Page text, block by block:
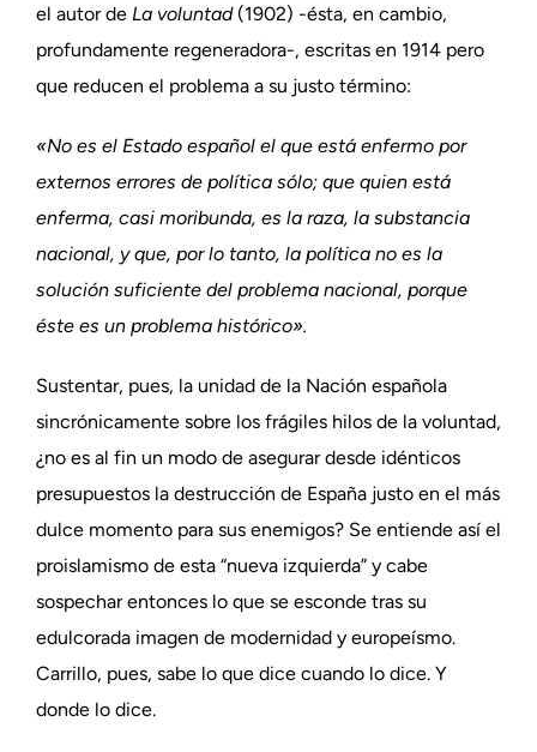
el autor de La voluntad(1902) -ésta, en cambio,
profundamente regeneradora-, escritas en 1914 pero
que reducen el problema a su justo término:
«No es el Estado español el que está enfermo por
externos errores de política sólo; que quien está
enferma, casi moribunda, es la raza, la substancia
nacional, y que, por lo tanto, la política no es la
solución suficiente del problema nacional, porque
éste es un problema histórico».
Sustentar, pues, la unidad de la Nación española
sincrónicamente sobre los frágiles hilos de la voluntad,
¿no es al fin un modo de asegurar desde idénticos
presupuestos la destrucción de España justo en el más
dulce momento para sus enemigos? Se entiende así el
proislamismo de esta “nueva izquierda” y cabe
sospechar entonces lo que se esconde tras su
edulcorada imagen de modernidad y europeísmo.
Carrillo, pues, sabe lo que dice cuando lo dice. Y
donde lo dice.